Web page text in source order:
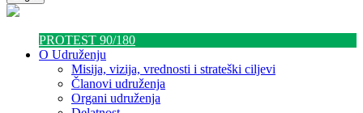
PROTEST 90/180
O Udruženju
Misija, vizija, vrednosti i strateški ciljevi
Članovi udruženja
Organi udruženja